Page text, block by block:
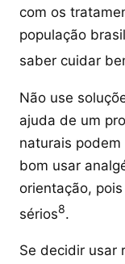
com os
população
saber cuidar
Não use
ajuda de um
naturais
bom usar
orientação,
sérios8.
Se decidir usar